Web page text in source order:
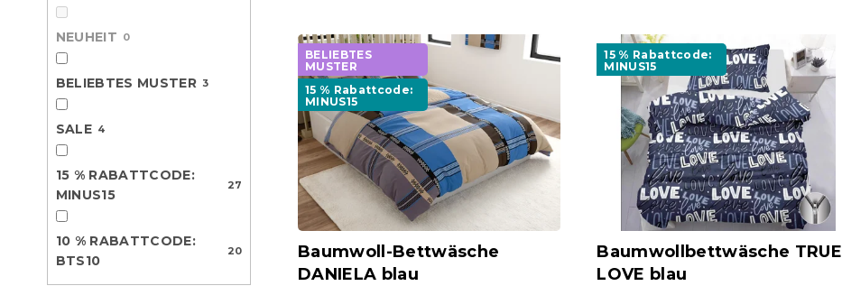
NEUHEIT 0
BELIEBTES MUSTER 3
SALE 4
15 % RABATTCODE:
MINUS15
27
10 % RABATTCODE:
BTS10
20
BELIEBTES
MUSTER
15 % Rabattcode:
MINUS15
Baumwoll-Bettwäsche
DANIELA blau
15 % Rabattcode:
MINUS15
Baumwollbettwäsche TRUE
LOVE blau